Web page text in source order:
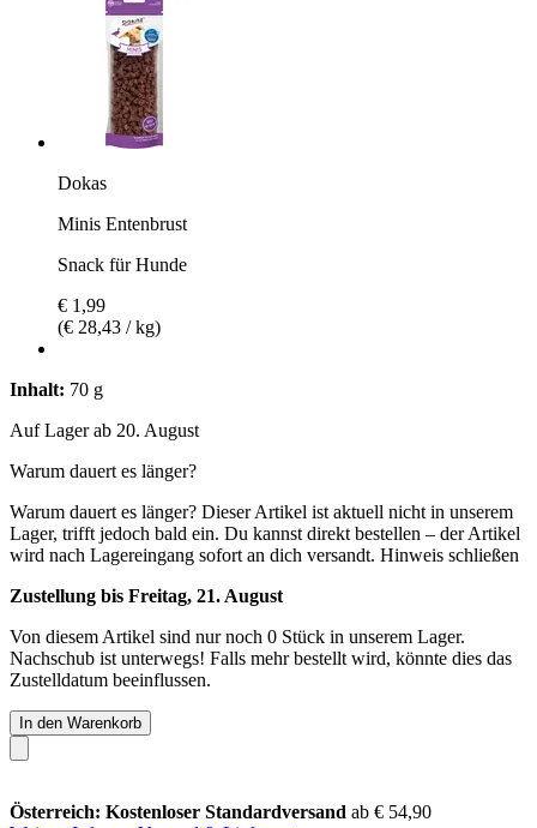
Dokas
Minis Entenbrust
Snack für Hunde
€ 1,99
(€ 28,43 / kg)
Inhalt: 70 g
Auf Lager ab 20. August
Warum dauert es länger?
Warum dauert es länger? Dieser Artikel ist aktuell nicht in unserem
Lager, trifft jedoch bald ein. Du kannst direkt bestellen – der Artikel
wird nach Lagereingang sofort an dich versandt. Hinweis schließen
Zustellung bis Freitag, 21. August
Von diesem Artikel sind nur noch 0 Stück in unserem Lager.
Nachschub ist unterwegs! Falls mehr bestellt wird, könnte dies das
Zustelldatum beeinflussen.
In den Warenkorb
Österreich: Kostenloser Standardversand ab € 54,90